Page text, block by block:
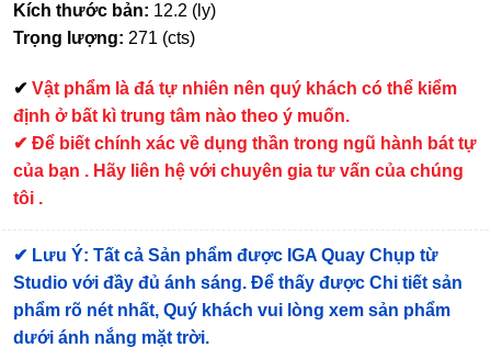
Kích thước bản: 12.2 (ly)
Trọng lượng: 271 (cts)
✔ Vật phẩm là đá tự nhiên nên quý khách có thể kiểm
định ở bất kì trung tâm nào theo ý muốn.
✔ Để biết chính xác về dụng thần trong ngũ hành bát tự
của bạn . Hãy liên hệ với chuyên gia tư vấn của chúng
tôi .
✔ Lưu Ý: Tất cả Sản phẩm được IGA Quay Chụp từ
Studio với đầy đủ ánh sáng. Để thấy được Chi tiết sản
phẩm rõ nét nhất, Quý khách vui lòng xem sản phẩm
dưới ánh nắng mặt trời.